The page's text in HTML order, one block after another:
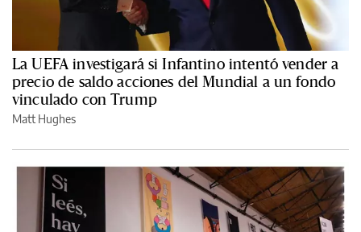
La UEFA investigará si Infantino intentó vender a
precio de saldo acciones del Mundial a un fondo
vinculado con Trump
Matt Hughes